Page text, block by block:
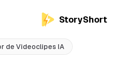
StoryShort
de Videoclipes IA